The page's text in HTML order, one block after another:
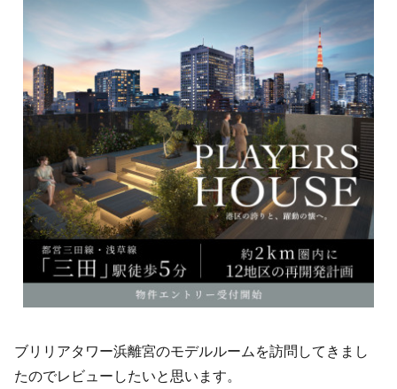
ブリリアタワー浜離宮のモデルルームを訪問してきまし
たのでレビューしたいと思います。